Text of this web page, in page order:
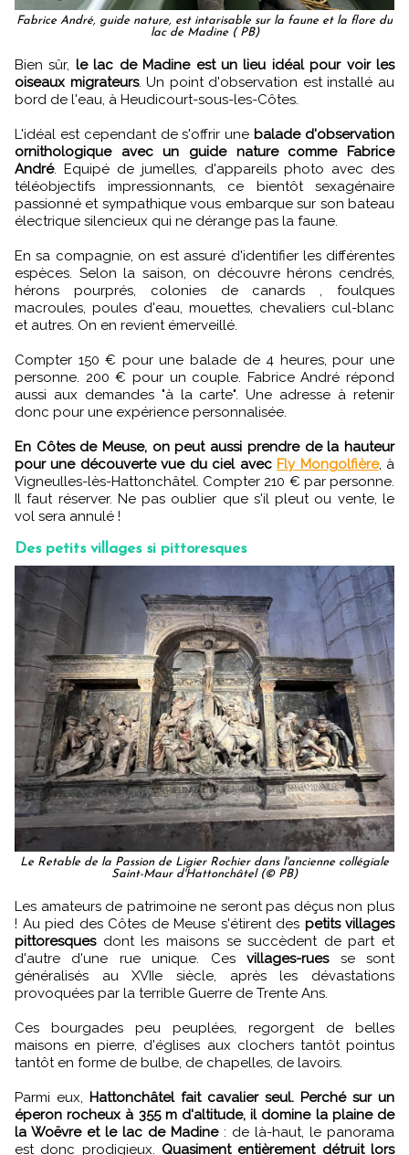
Fabrice André, guide nature, est intarisable sur la faune et la flore du
lac de Madine ( PB)
Bien sûr, le lac de Madine est un lieu idéal pour voir les
oiseaux migrateurs. Un point d'observation est installé au
bord de l'eau, à Heudicourt-sous-les-Côtes.
L'idéal est cependant de s'offrir une balade d'observation
ornithologique avec un guide nature comme Fabrice
André. Equipé de jumelles, d'appareils photo avec des
téléobjectifs impressionnants, ce bientôt sexagénaire
passionné et sympathique vous embarque sur son bateau
électrique silencieux qui ne dérange pas la faune.
En sa compagnie, on est assuré d'identifier les différentes
espèces. Selon la saison, on découvre hérons cendrés,
hérons pourprés, colonies de canards , foulques
macroules, poules d'eau, mouettes, chevaliers cul-blanc
et autres. On en revient émerveillé.
Compter 150 € pour une balade de 4 heures, pour une
personne. 200 € pour un couple. Fabrice André répond
aussi aux demandes "à la carte". Une adresse à retenir
donc pour une expérience personnalisée.
En Côtes de Meuse, on peut aussi prendre de la hauteur
pour une découverte vue du ciel avec Fly Mongolfière, à
Vigneulles-lès-Hattonchâtel. Compter 210 € par personne.
Il faut réserver. Ne pas oublier que s'il pleut ou vente, le
vol sera annulé !
Des petits villages si pittoresques
Le Retable de la Passion de Ligier Rochier dans l'ancienne collégiale
Saint-Maur d'Hattonchâtel (© PB)
Les amateurs de patrimoine ne seront pas déçus non plus
! Au pied des Côtes de Meuse s'étirent des petits villages
pittoresquesdont les maisons se succèdent de part et
d'autre d'une rue unique. Cesvillages-ruesse sont
généralisés au XVIIe siècle, après les dévastations
provoquées par la terrible Guerre de Trente Ans.
Ces bourgades peu peuplées, regorgent de belles
maisons en pierre, d'églises aux clochers tantôt pointus
tantôt en forme de bulbe, de chapelles, de lavoirs.
Parmi eux, Hattonchâtel fait cavalier seul. Perché sur un
éperon rocheux à 355 m d'altitude, il domine la plaine de
la Woëvre et le lac de Madine : de là-haut, le panorama
est donc prodigieux. Quasiment entièrement détruit lors